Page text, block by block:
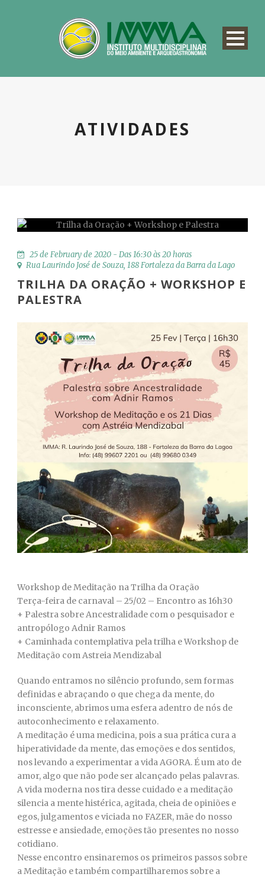
ATIVIDADES
25 de February de 2020 - Das 16:30 às 20 horas
Rua Laurindo José de Souza, 188 Fortaleza da Barra da Lago
TRILHA DA ORAÇÃO + WORKSHOP E
PALESTRA
Workshop de Meditação na Trilha da Oração
Terça-feira de carnaval – 25/02 – Encontro as 16h30
+ Palestra sobre Ancestralidade com o pesquisador e
antropólogo Adnir Ramos
+ Caminhada contemplativa pela trilha e Workshop de
Meditação com Astreia Mendizabal
Quando entramos no silêncio profundo, sem formas
definidas e abraçando o que chega da mente, do
inconsciente, abrimos uma esfera adentro de nós de
autoconhecimento e relaxamento.
A meditação é uma medicina, pois a sua prática cura a
hiperatividade da mente, das emoções e dos sentidos,
nos levando a experimentar a vida AGORA. É um ato de
amor, algo que não pode ser alcançado pelas palavras.
A vida moderna nos tira desse cuidado e a meditação
silencia a mente histérica, agitada, cheia de opiniões e
egos, julgamentos e viciada no FAZER, mãe do nosso
estresse e ansiedade, emoções tão presentes no nosso
cotidiano.
Nesse encontro ensinaremos os primeiros passos sobre
a Meditação e também compartilharemos sobre a